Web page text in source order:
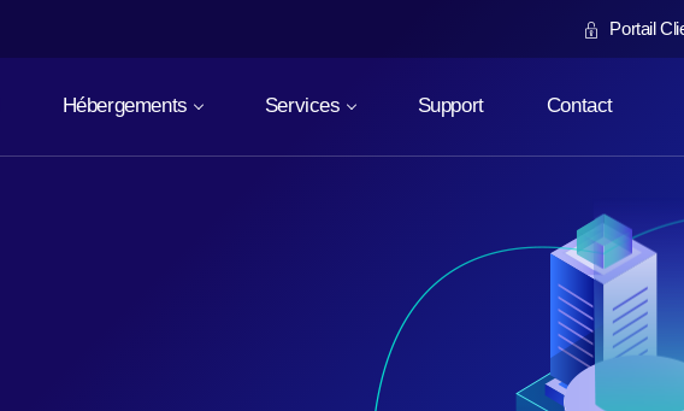
Portail
Hébergements Services Support Contact